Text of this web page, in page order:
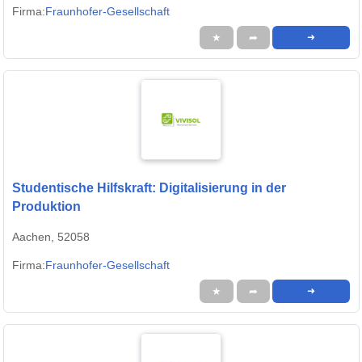
Firma:Fraunhofer-Gesellschaft
★ ➦ ➜
Studentische Hilfskraft: Digitalisierung in der
Produktion
Aachen, 52058
Firma:Fraunhofer-Gesellschaft
★ ➦ ➜